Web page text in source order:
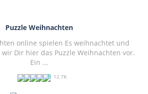
Puzzle Weihnachten
online spielen Es weihnachtet und
Dir hier das Puzzle Weihnachten vor.
Ein ...
12.7K